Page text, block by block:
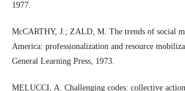
1977.
McCARTHY, J.; ZALD, M. The trends of social
America: professionalization and resource
General Learning Press, 1973.
MELUCCI, A. Challenging codes: collective